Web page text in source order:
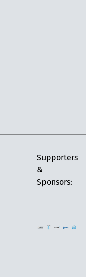
Supporters
&
Sponsors: